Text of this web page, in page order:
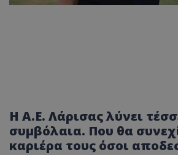
Η Α.Ε. Λάρισας λύνει
συμβόλαια. Που θα
καριέρα τους όσοι